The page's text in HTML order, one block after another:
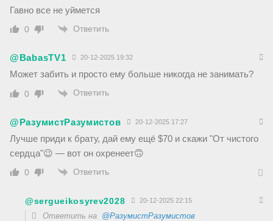
Гавно все не уймется
0 Ответить
@BabasTV1 20-12-2025 19:32
Может забить и просто ему больше никогда не занимать?
0 Ответить
@РазумистРазумистов 20-12-2025 17:27
Лучше приди к брату, дай ему ещё $70 и скажи "От чистого
сердца"😉 — вот он охренеет🙃
0 Ответить
@sergueikosyrev2028 20-12-2025 22:15
Ответить на @РазумистРазумистов